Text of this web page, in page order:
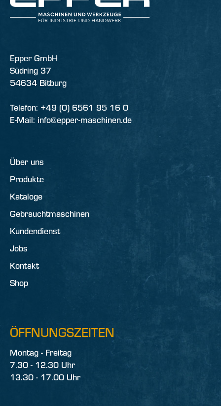
Epper GmbH
Südring 37
54634 Bitburg
Telefon: +49 (0) 6561 95 16 0
E-Mail: info@epper-maschinen.de
Über uns
Produkte
Kataloge
Gebrauchtmaschinen
Kundendienst
Jobs
Kontakt
Shop
ÖFFNUNGSZEITEN
Montag - Freitag
7.30 - 12.30 Uhr
13.30 - 17.00 Uhr